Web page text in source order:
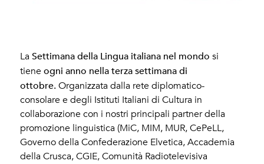
LaSettimana della Lingua italiana nel mondo si
tieneogni anno nella terza settimana di
ottobre. Organizzata dalla rete diplomatico-
consolare e degli Istituti Italiani di Cultura in
collaborazione con i nostri principali partner della
promozione linguistica (MiC, MIM, MUR, CePeLL,
Governo della Confederazione Elvetica, Accademia
della Crusca, CGIE, Comunità Radiotelevisiva